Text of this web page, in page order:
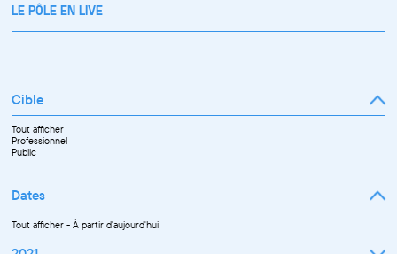
LE PÔLE EN LIVE
Cible
Tout afficher
Professionnel
Public
Dates
Tout afficher-À partir d'aujourd'hui